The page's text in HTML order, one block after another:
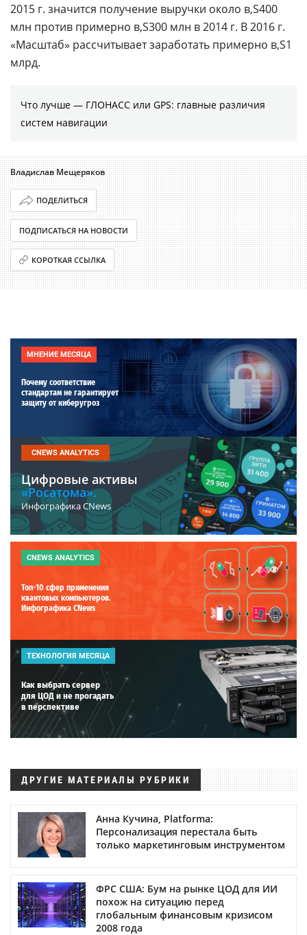
2015 г. значится получение выручки около
400
млн против примерно
300 млн в 2014 г. В 2016 г.
«Масштаб» рассчитывает заработать примерно
1
млрд.
Что лучше — ГЛОНАСС или GPS: главные различия
систем навигации
Владислав Мещеряков
ПОДЕЛИТЬСЯ
ПОДПИСАТЬСЯ НА НОВОСТИ
КОРОТКАЯ ССЫЛКА
МНЕНИЕ МЕСЯЦА
Почему соответствие
стандартам не гарантирует
защиту от киберугроз
CNEWS ANALYTICS
Цифровые активы
«Росатома».
Инфографика CNews
CNEWS ANALYTICS
Топ-10 сфер применения
квантовых компьютеров.
Инфографика CNews
ТЕХНОЛОГИЯ МЕСЯЦА
Как выбрать сервер
для ЦОД и не прогадать
в перспективе
ДРУГИЕ МАТЕРИАЛЫ РУБРИКИ
Анна Кучина, Platforma:
Персонализация перестала быть
только маркетинговым инструментом
ФРС США: Бум на рынке ЦОД для ИИ
похож на ситуацию перед
глобальным финансовым кризисом
2008 года